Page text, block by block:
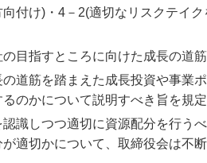
付け)・4－2(適切なリスクテイ
目指すところに向けた成長の道
道筋を踏まえた成長投資や事業
のかについて説明すべき旨を規定
識しつつ適切に資源配分を行う
適切かについて、取締役会は不